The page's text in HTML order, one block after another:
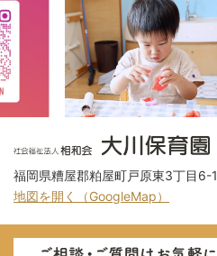
福岡県糟屋郡粕屋町戸原東3丁目6-1
地図を開く（GoogleMap）